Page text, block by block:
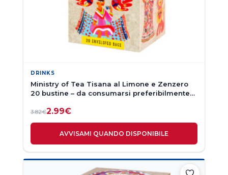
DRINKS
Ministry of Tea Tisana al Limone e Zenzero
20 bustine – da consumarsi preferibilmente
3.82€2.99€
AVVISAMI QUANDO DISPONIBILE